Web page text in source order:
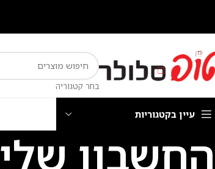
בחר קטגוריה
עיין בקטגוריות
החשבון שלי